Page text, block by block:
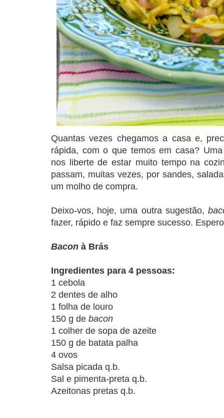
Quantas vezes chegamos a casa e,
rápida, com o que temos em casa?
nos liberte de estar muito tempo na
passam, muitas vezes, por sandes,
um molho de compra.
Deixo-vos, hoje, uma outra sugestão,
fazer, rápido e faz sempre sucesso.
Bacon à Brás
Ingredientes para 4 pessoas:
1 cebola
2 dentes de alho
1 folha de louro
150 g de bacon
1 colher de sopa de azeite
150 g de batata palha
4 ovos
Salsa picada q.b.
Sal e pimenta-preta q.b.
Azeitonas pretas q.b.